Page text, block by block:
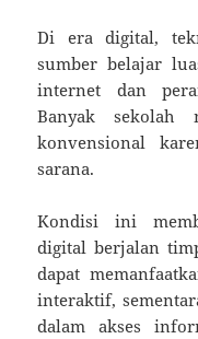
Di era digital,
sumber belajar
internet dan
Banyak sekolah
konvensional
sarana.
Kondisi ini
digital berjalan
dapat
interaktif,
dalam akses